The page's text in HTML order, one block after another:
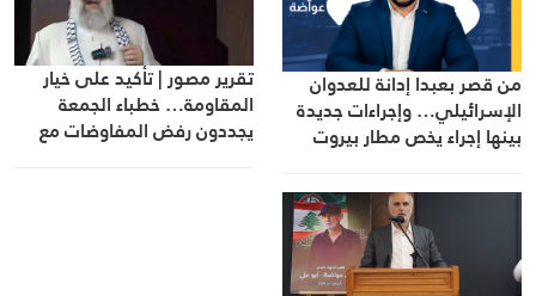
من قصر بعبدا إدانة للعدوان
الإسرائيلي… وإجراءات جديدة
بينها إجراء يخص مطار بيروت
تقرير مصور | تأكيد على خيار
المقاومة… خطباء الجمعة
يجددون رفض المفاوضات مع